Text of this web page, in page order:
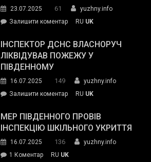
гуманітарну
допомогу
23.07.2025 61
yuzhny.info
Залишити коментарon
провів
нараду
силових
та
органів:
«Наш
спільний
RU UK
ІНСПЕКТОР ДСНС ВЛАСНОРУЧ
ЛІКВІДУВАВ ПОЖЕЖУ У
ПІВДЕННОМУ
16.07.2025 149
yuzhny.info
Залишити коментарon
ДСНС
власноруч
пожежу
у
RU UK
МЕР ПІВДЕННОГО ПРОВІВ
ІНСПЕКЦІЮ ШКІЛЬНОГО УКРИТТЯ
16.07.2025 136
yuzhny.info
1 Коментардо RU UK